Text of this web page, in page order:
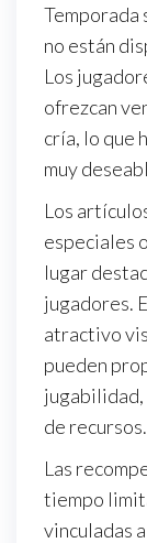
Temporada
no están
Los
ofrezcan
cría, lo que
muy
Los
especiales
lugar
jugadores.
atractivo
pueden
jugabilidad,
de recursos.
Las
tiempo
vinculadas